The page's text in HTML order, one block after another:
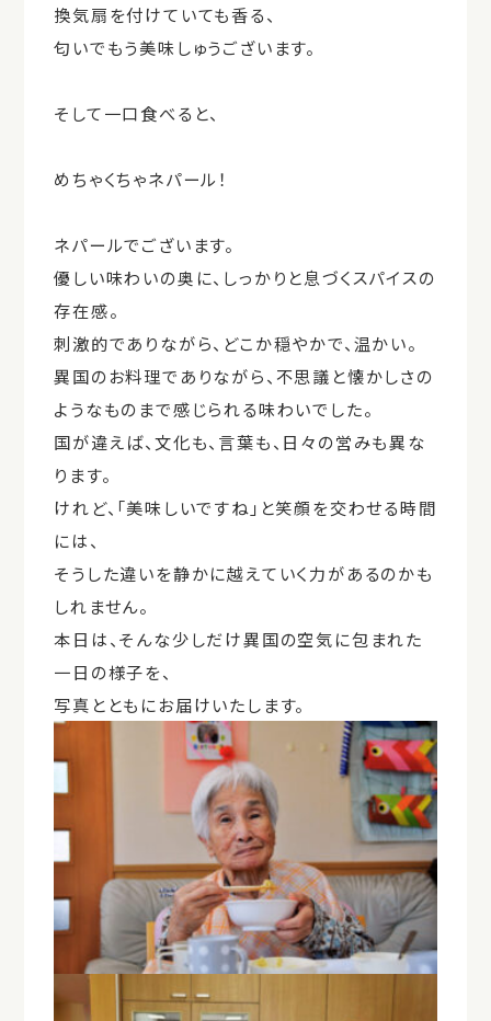
換気扇を付けていても香る、
匂いでもう美味しゅうございます。
そして一口食べると、
めちゃくちゃネパール！
ネパールでございます。
優しい味わいの奥に、しっかりと息づくスパイスの
存在感。
刺激的でありながら、どこか穏やかで、温かい。
異国のお料理でありながら、不思議と懐かしさの
ようなものまで感じられる味わいでした。
国が違えば、文化も、言葉も、日々の営みも異な
ります。
けれど、「美味しいですね」と笑顔を交わせる時間
には、
そうした違いを静かに越えていく力があるのかも
しれません。
本日は、そんな少しだけ異国の空気に包まれた
一日の様子を、
写真とともにお届けいたします。